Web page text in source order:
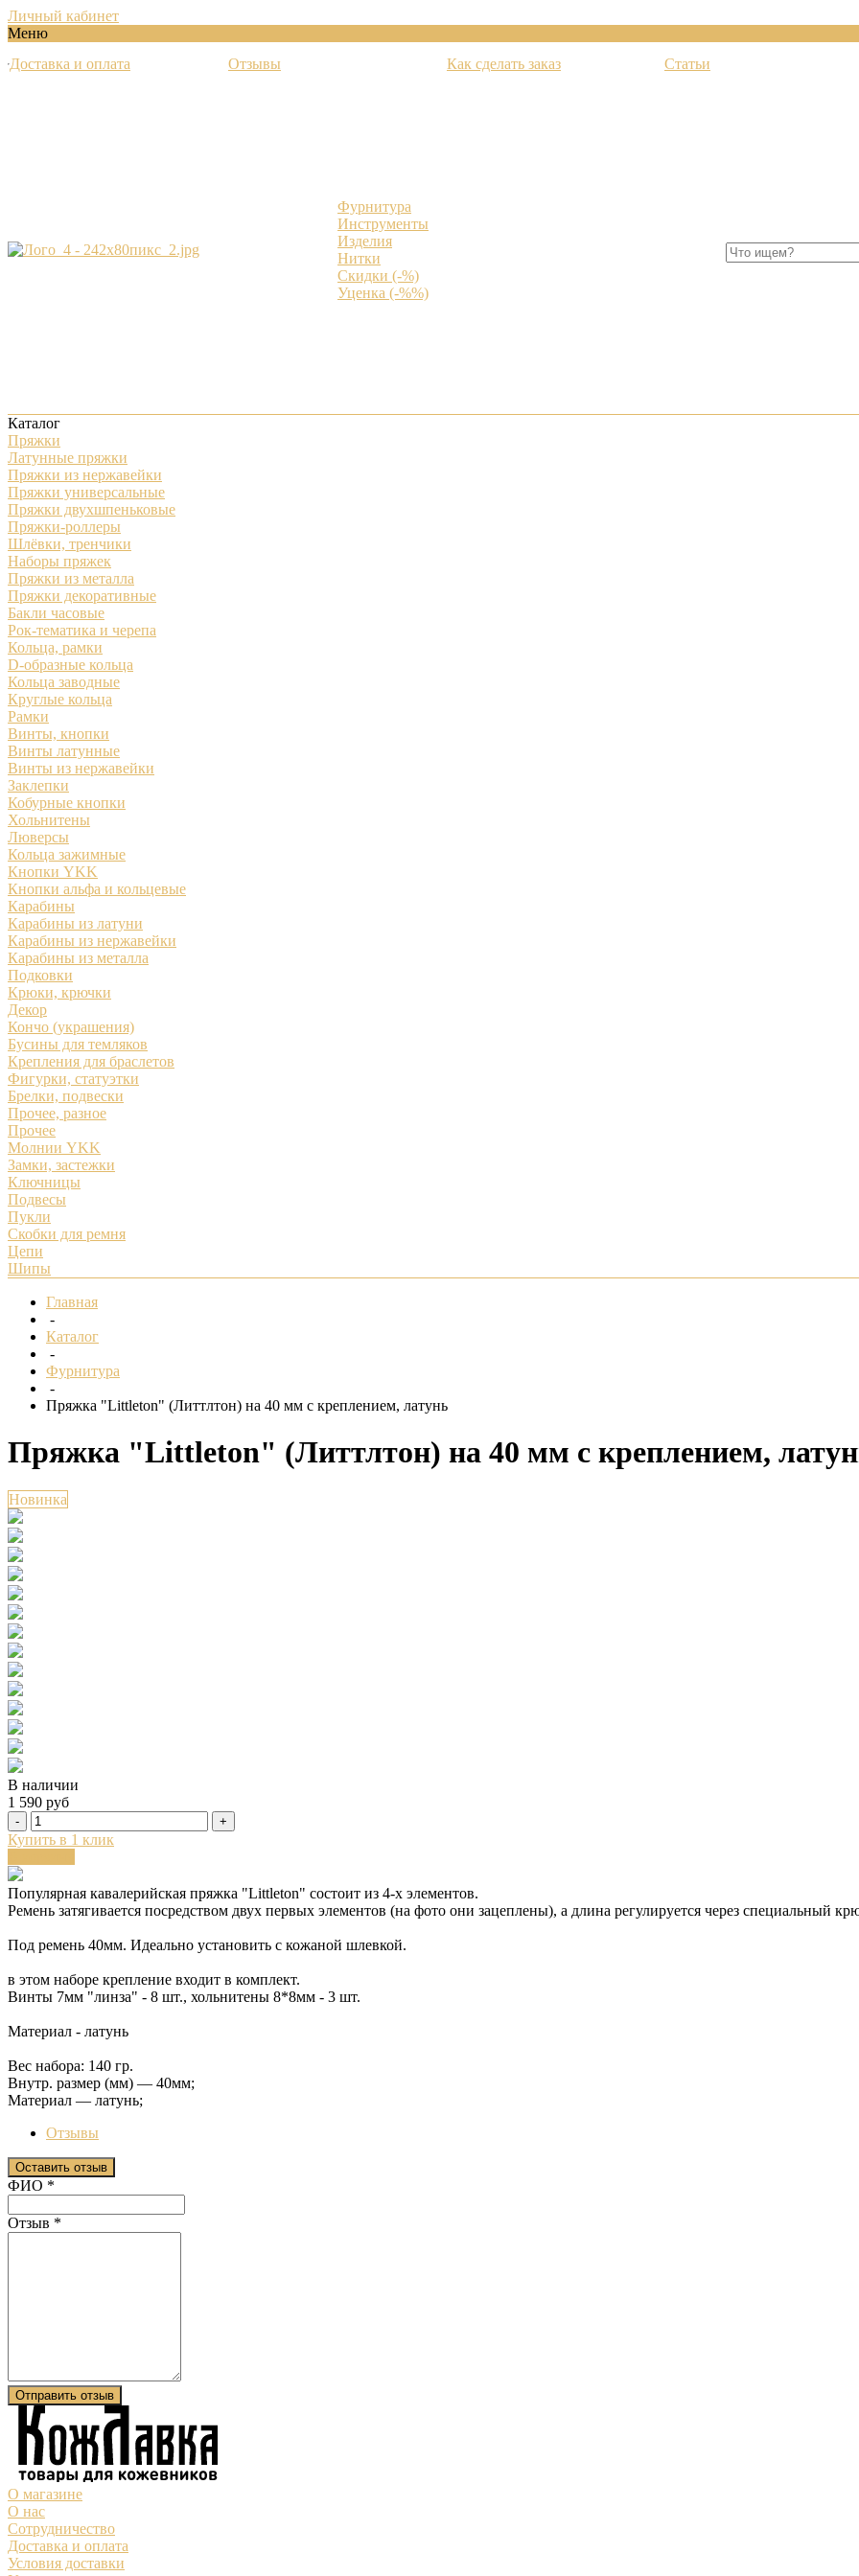
Личный кабинет
Меню
Доставка и оплата
Отзывы Как сделать заказ Статьи
Фурнитура
Инструменты
Изделия
Нитки
Скидки (-%)
Уценка (-%%)
Каталог
Пряжки
Латунные пряжки
Пряжки из нержавейки
Пряжки универсальные
Пряжки двухшпеньковые
Пряжки-роллеры
Шлёвки, тренчики
Наборы пряжек
Пряжки из металла
Пряжки декоративные
Бакли часовые
Рок-тематика и черепа
Кольца, рамки
D-образные кольца
Кольца заводные
Круглые кольца
Рамки
Винты, кнопки
Винты латунные
Винты из нержавейки
Заклепки
Кобурные кнопки
Хольнитены
Люверсы
Кольца зажимные
Кнопки YKK
Кнопки альфа и кольцевые
Карабины
Карабины из латуни
Карабины из нержавейки
Карабины из металла
Подковки
Крюки, крючки
Декор
Кончо (украшения)
Бусины для темляков
Крепления для браслетов
Фигурки, статуэтки
Брелки, подвески
Прочее, разное
Прочее
Молнии YKK
Замки, застежки
Ключницы
Подвесы
Пукли
Скобки для ремня
Цепи
Шипы
Главная
-
Каталог
-
Фурнитура
-
Пряжка "Littleton" (Литтлтон) на 40 мм с креплением, латунь
Пряжка "Littleton" (Литтлтон) на 40 мм с креплением,
Новинка
В наличии
1 590 руб
- +
Купить в 1 клик
Популярная кавалерийская пряжка "Littleton" состоит из 4-х элементов.
Ремень затягивается посредством двух первых элементов (на фото они зацеплены), а длина регулируется через специальный
Под ремень 40мм. Идеально установить с кожаной шлевкой.
в этом наборе крепление входит в комплект.
Винты 7мм "линза" - 8 шт., хольнитены 8*8мм - 3 шт.
Материал - латунь
Вес набора: 140 гр.
Внутр. размер (мм) — 40мм;
Материал — латунь;
Отзывы
Оставить отзыв
Ваш отзыв был отправлен!
ФИО *
Отзыв *
Отправить отзыв
О магазине
О нас
Сотрудничество
Доставка и оплата
Условия доставки